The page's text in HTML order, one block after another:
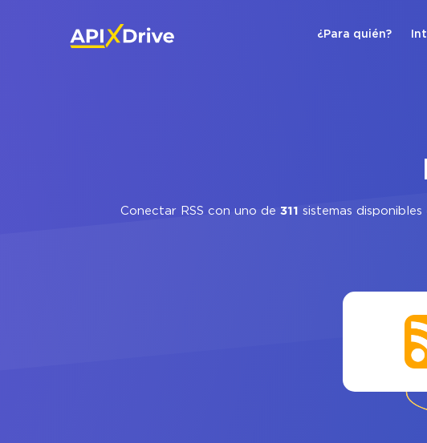
¿Para quién?
Conectar RSS con uno de 311 sistemas